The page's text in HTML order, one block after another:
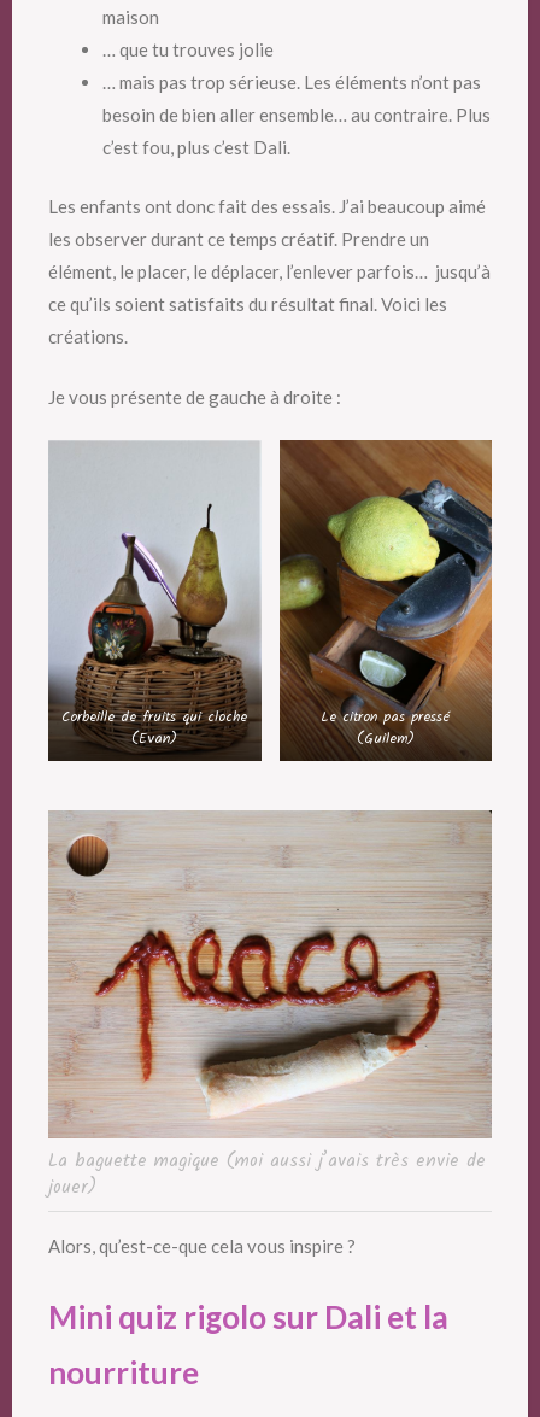
maison
… que tu trouves jolie
… mais pas trop sérieuse. Les éléments n’ont pas
besoin de bien aller ensemble… au contraire. Plus
c’est fou, plus c’est Dali.
Les enfants ont donc fait des essais. J’ai beaucoup aimé
les observer durant ce temps créatif. Prendre un
élément, le placer, le déplacer, l’enlever parfois… jusqu’à
ce qu’ils soient satisfaits du résultat final. Voici les
créations.
Je vous présente de gauche à droite :
Corbeille de fruits qui cloche
(Evan)
Le citron pas pressé
(Guilem)
La baguette magique (moi aussi j’avais très envie de
jouer)
Alors, qu’est-ce-que cela vous inspire ?
Mini quiz rigolo sur Dali et la
nourriture